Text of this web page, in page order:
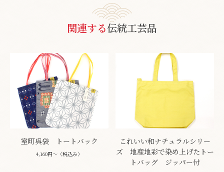
関連する伝統工芸品
室町呉袋 トートバック
4,160円～（税込み）
これいい和ナチュラルシリー
ズ 地産地彩で染め上げたトー
トバッグ ジッパー付